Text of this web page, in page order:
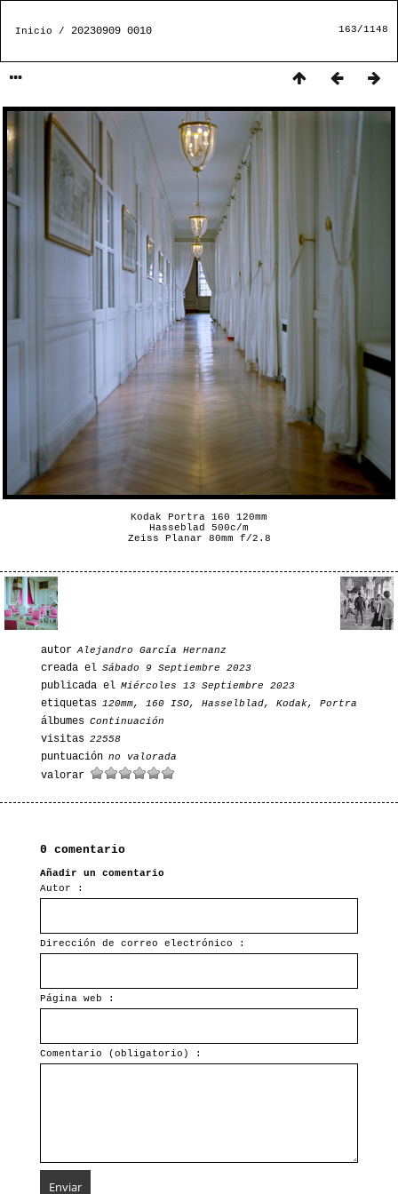
163/1148
Inicio / 20230909 0010
Kodak Portra 160 120mm
Hasseblad 500c/m
Zeiss Planar 80mm f/2.8
autor Alejandro García Hernanz
creada el Sábado 9 Septiembre 2023
publicada el Miércoles 13 Septiembre 2023
etiquetas 120mm, 160 ISO, Hasselblad, Kodak, Portra
álbumes Continuación
visitas 22558
puntuación no valorada
valorar
0 comentario
Añadir un comentario
Autor :
Dirección de correo electrónico :
Página web :
Comentario (obligatorio) :